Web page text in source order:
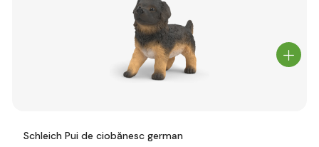
Schleich Pui de ciobănesc german